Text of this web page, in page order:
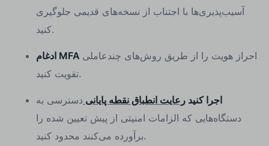
آسیب‌پذیری‌ها با اجتناب از نسخه‌های قدیمی جلوگیری
کنید.
ادغام MFA احراز هویت را از طریق روش‌های چندعاملی
تقویت کنید.
اجرا کنید رعایت انطباق نقطه پایانی دسترسی به
دستگاه‌هایی که الزامات امنیتی از پیش تعیین شده را
برآورده می‌کنند محدود کنید.